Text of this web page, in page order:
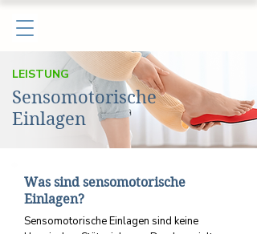
LEISTUNG
Sensomotorische
Einlagen
Was sind sensomotorische
Einlagen?
Sensomotorische Einlagen sind keine